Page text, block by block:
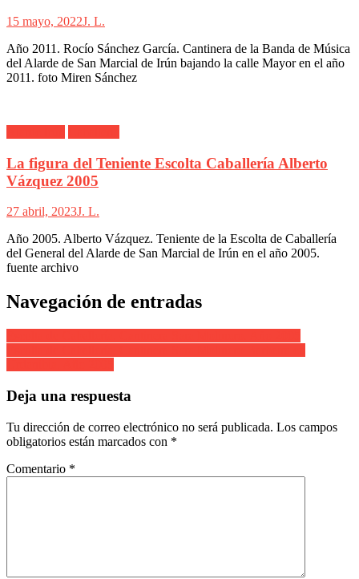
15 mayo, 2022J. L.
Año 2011. Rocío Sánchez García. Cantinera de la Banda de Música
del Alarde de San Marcial de Irún bajando la calle Mayor en el año
2011. foto Miren Sánchez
La figura del Teniente Escolta Caballería Alberto
Vázquez 2005
27 abril, 2023J. L.
Año 2005. Alberto Vázquez. Teniente de la Escolta de Caballería
del General del Alarde de San Marcial de Irún en el año 2005.
fuente archivo
Navegación de entradas
Deja una respuesta
Tu dirección de correo electrónico no será publicada. Los campos
obligatorios están marcados con *
Comentario *